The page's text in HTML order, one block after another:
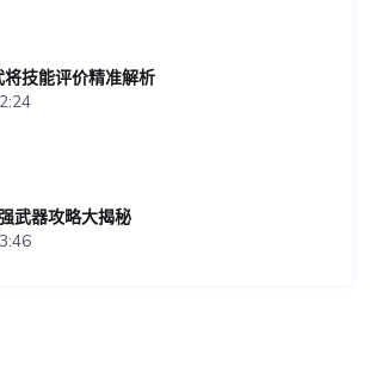
技能评价精准解析
武器攻略大揭秘